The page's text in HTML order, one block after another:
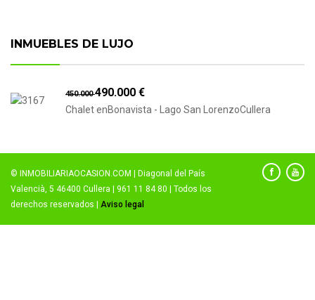
INMUEBLES DE LUJO
450.000490.000 €
Chalet enBonavista - Lago San LorenzoCullera
© INMOBILIARIAOCASION.COM | Diagonal del País
Valencià, 5 46400 Cullera | 961 11 84 80 | Todos los
derechos reservados | Aviso legal